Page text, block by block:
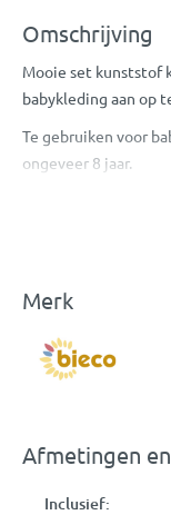
Omschrijving
Mooie set kunststof
babykleding aan op
Te gebruiken voor
ongeveer 8 jaar.
Per 8 stuks
Materiaal:
Merk
Afmetingen
Inclusief: